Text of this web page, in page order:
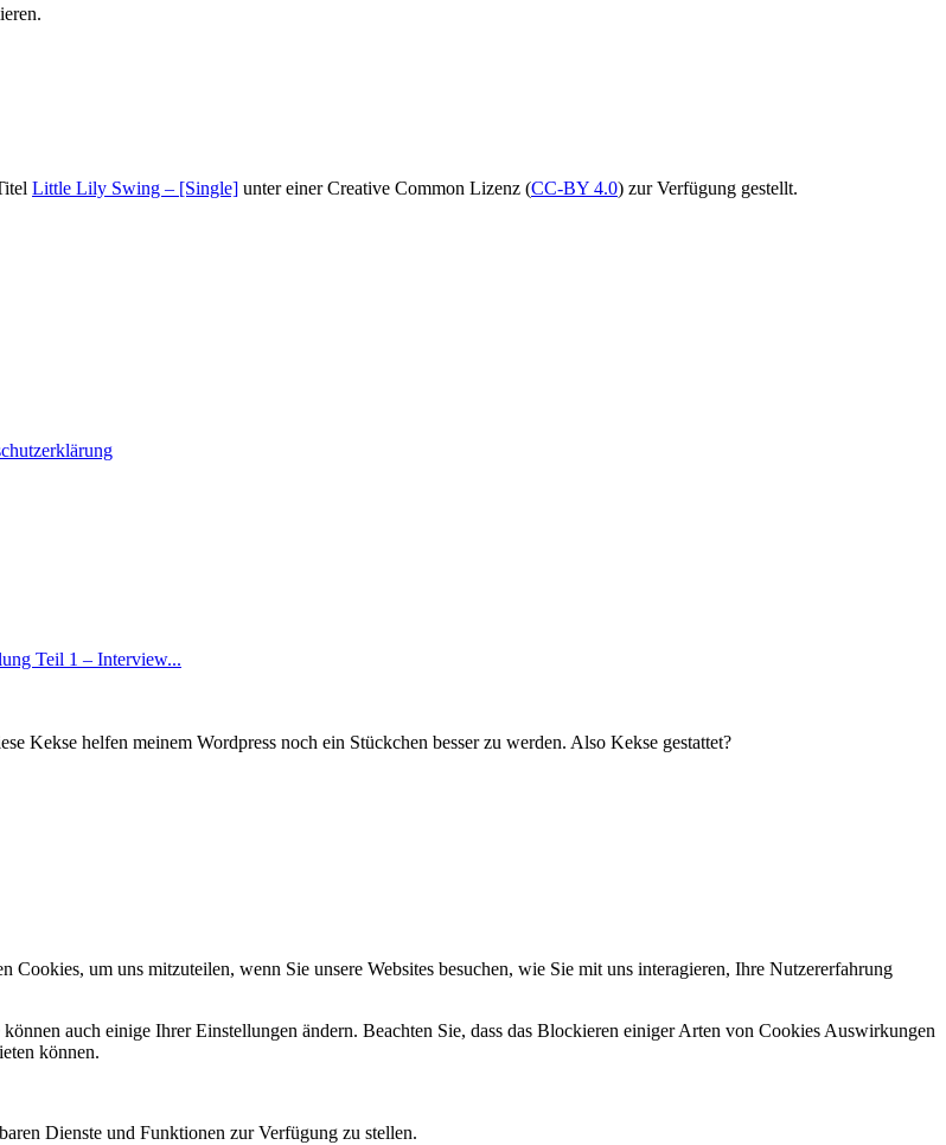
Little Lily Swing – [Single] unter einer Creative Common Lizenz (CC-BY 4.0) zur Verfügung gestellt.
Teil 1 – Interview...
Kekse helfen meinem Wordpress noch ein Stückchen besser zu werden. Also Kekse gestattet?
um uns mitzuteilen, wenn Sie unsere Websites besuchen, wie Sie mit uns interagieren, Ihre Nutzererfahrung
auch einige Ihrer Einstellungen ändern. Beachten Sie, dass das Blockieren einiger Arten von Cookies Auswirkungen
können.
Dienste und Funktionen zur Verfügung zu stellen.